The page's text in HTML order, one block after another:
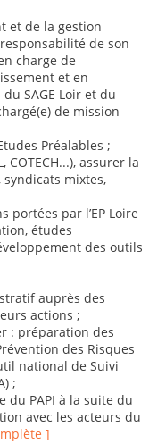
et de la gestion
de son
charge de
et en
SAGE Loir et du
de mission
Préalables ;
assurer la
mixtes,
portées par l’EP Loire
études
des outils
auprès des
actions ;
: préparation des
des Risques
national de Suivi
;
du PAPI à la suite du
avec les acteurs du
]